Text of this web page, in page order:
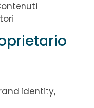
identity,